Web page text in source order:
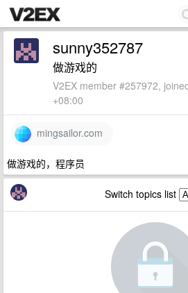
sunny352787
做游戏的
V2EX member #257972,
+08:00
mingsailor.com
做游戏的，程序员
Switch topics list